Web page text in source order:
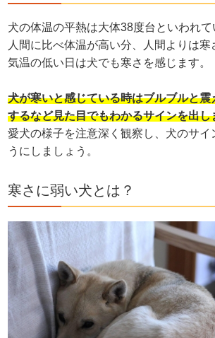
犬の体温の平熱は大体38度台といわれて
人間に比べ体温が高い分、人間よりは寒
気温の低い日は犬でも寒さを感じます。
犬が寒いと感じている時はブルブルと震
するなど見た目でもわかるサインを出し
愛犬の様子を注意深く観察し、犬のサイ
うにしましょう。
寒さに弱い犬とは？